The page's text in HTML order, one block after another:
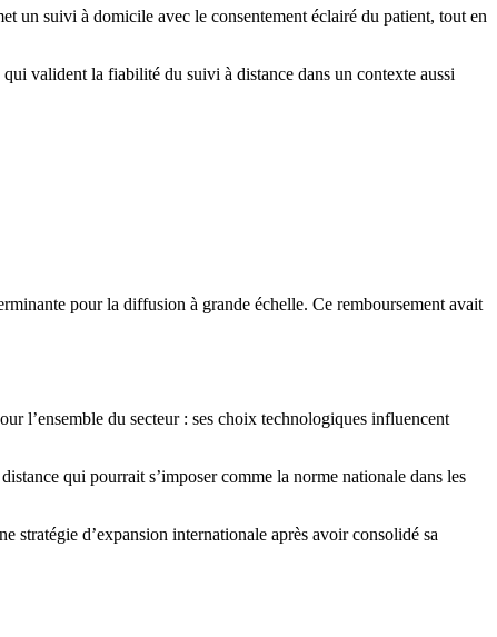
un suivi à domicile avec le consentement éclairé du patient, tout en
valident la fiabilité du suivi à distance dans un contexte aussi
pour la diffusion à grande échelle. Ce remboursement avait
l’ensemble du secteur : ses choix technologiques influencent
qui pourrait s’imposer comme la norme nationale dans les
stratégie d’expansion internationale après avoir consolidé sa